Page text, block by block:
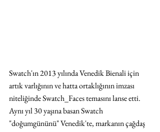
Swatch'ın 2013 yılında Venedik Bienali için
artık varlığının ve hatta ortaklığının imzası
niteliğinde Swatch_Faces temasını lanse etti.
Aynı yıl 30 yaşına basan Swatch
"doğumgününü" Venedik'te, markanın çağdaş